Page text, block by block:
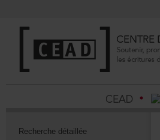
Recherchedétaillée